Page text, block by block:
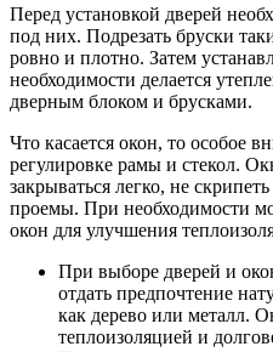
Перед установкой дверей
под них. Подрезать бруски
ровно и плотно. Затем
необходимости делается
дверным блоком и брусками.
Что касается окон, то особое
регулировке рамы и стекол.
закрываться легко, не
проемы. При необходимости
окон для улучшения
При выборе дверей и
отдать предпочтение
как дерево или металл.
теплоизоляцией и